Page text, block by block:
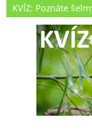
KVÍZ: Poznáte